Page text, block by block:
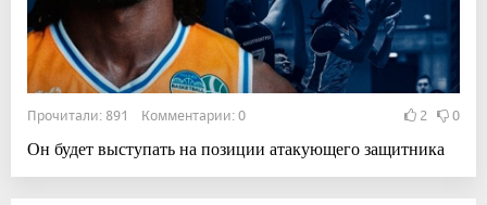
Прочитали: 891 Комментарии: 0 2 0
Он будет выступать на позиции атакующего защитника